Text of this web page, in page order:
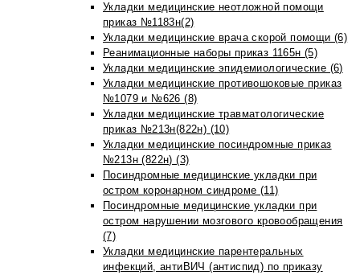
Укладки медицинские неотложной помощи
приказ №1183н(2)
Укладки медицинские врача скорой помощи (6)
Реанимационные наборы приказ 1165н (5)
Укладки медицинские эпидемиологические (6)
Укладки медицинские противошоковые приказ
№1079 и №626 (8)
Укладки медицинские травматологические
приказ №213н(822н) (10)
Укладки медицинские посиндромные приказ
№213н (822н) (3)
Посиндромные медицинские укладки при
остром коронарном синдроме (11)
Посиндромные медицинские укладки при
остром нарушении мозгового кровообращения
(7)
Укладки медицинские парентеральных
инфекций, антиВИЧ (антиспид) по приказу